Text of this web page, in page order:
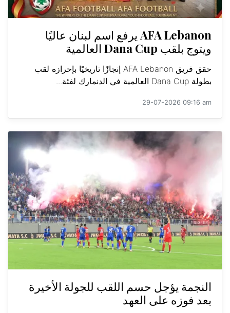
AFA Lebanon يرفع اسم لبنان عاليًا
ويتوج بلقب Dana Cup العالمية
حقق فريق AFA Lebanon إنجازًا تاريخيًا بإحرازه لقب
بطولة Dana Cup العالمية في الدنمارك لفئة...
29-07-2026 09:16 am
النجمة يؤجل حسم اللقب للجولة الأخيرة
بعد فوزه على العهد